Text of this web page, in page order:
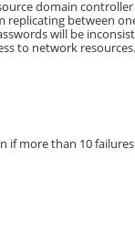
domain controller
replicating between
will be
to network resources.
if more than 10